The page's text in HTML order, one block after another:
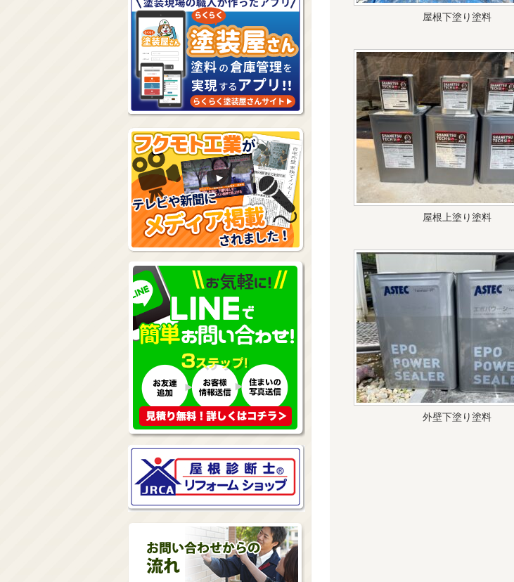
屋根下塗り塗料
屋根上塗り塗料
外壁下塗り塗料